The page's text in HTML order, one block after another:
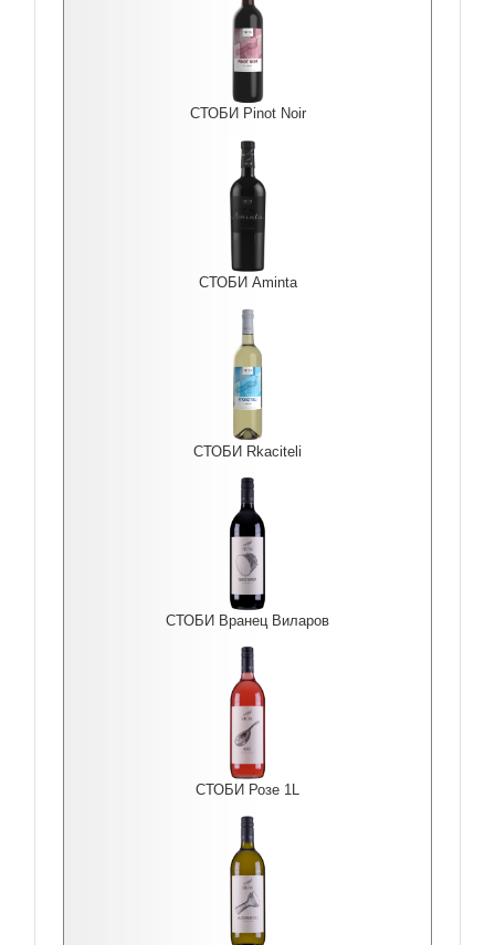
СТОБИ Pinot Noir
СТОБИ Aminta
СТОБИ Rkaciteli
СТОБИ Вранец Виларов
СТОБИ Розе 1L